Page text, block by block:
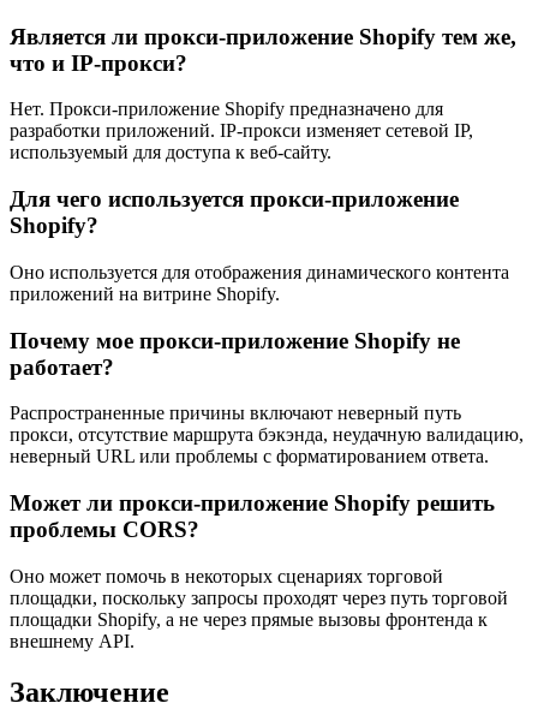
Является ли прокси-приложение Shopify тем же,
что и IP-прокси?
Нет. Прокси-приложение Shopify предназначено для
разработки приложений. IP-прокси изменяет сетевой IP,
используемый для доступа к веб-сайту.
Для чего используется прокси-приложение
Shopify?
Оно используется для отображения динамического контента
приложений на витрине Shopify.
Почему мое прокси-приложение Shopify не
работает?
Распространенные причины включают неверный путь
прокси, отсутствие маршрута бэкэнда, неудачную валидацию,
неверный URL или проблемы с форматированием ответа.
Может ли прокси-приложение Shopify решить
проблемы CORS?
Оно может помочь в некоторых сценариях торговой
площадки, поскольку запросы проходят через путь торговой
площадки Shopify, а не через прямые вызовы фронтенда к
внешнему API.
Заключение